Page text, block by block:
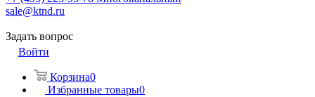
sale@ktnd.ru
Задать вопрос
Войти
Корзина0
Избранные товары0